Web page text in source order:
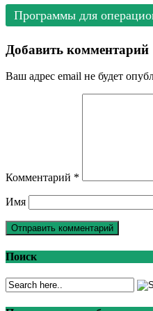
Программы для
Добавить комментарий
Ваш адрес email не будет
Комментарий *
Имя
Поиск